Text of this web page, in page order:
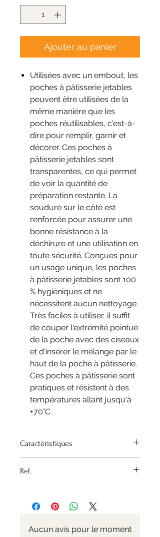
Ajouter au panier
Utilisées avec un embout, les
poches à pâtisserie jetables
peuvent être utilisées de la
même manière que les
poches réutilisables, c'est-à-
dire pour remplir, garnir et
décorer. Ces poches à
pâtisserie jetables sont
transparentes, ce qui permet
de voir la quantité de
préparation restante. La
soudure sur le côté est
renforcée pour assurer une
bonne résistance à la
déchirure et une utilisation en
toute sécurité. Conçues pour
un usage unique, les poches
à pâtisserie jetables sont 100
% hygiéniques et ne
nécessitent aucun nettoyage.
Très faciles à utiliser, il suffit
de couper l'extrémité pointue
de la poche avec des ciseaux
et d'insérer le mélange par le
haut de la poche à pâtisserie.
Ces poches à pâtisserie sont
pratiques et résistent à des
températures allant jusqu'à
+70°C.
Caractéristiques
Material - Polyethylene
Ref.
Aucun avis pour le moment